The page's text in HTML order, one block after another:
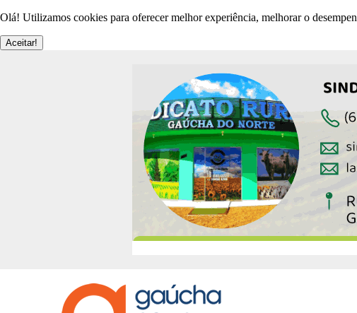
Olá! Utilizamos cookies para oferecer melhor experiência, melhorar o
Aceitar!